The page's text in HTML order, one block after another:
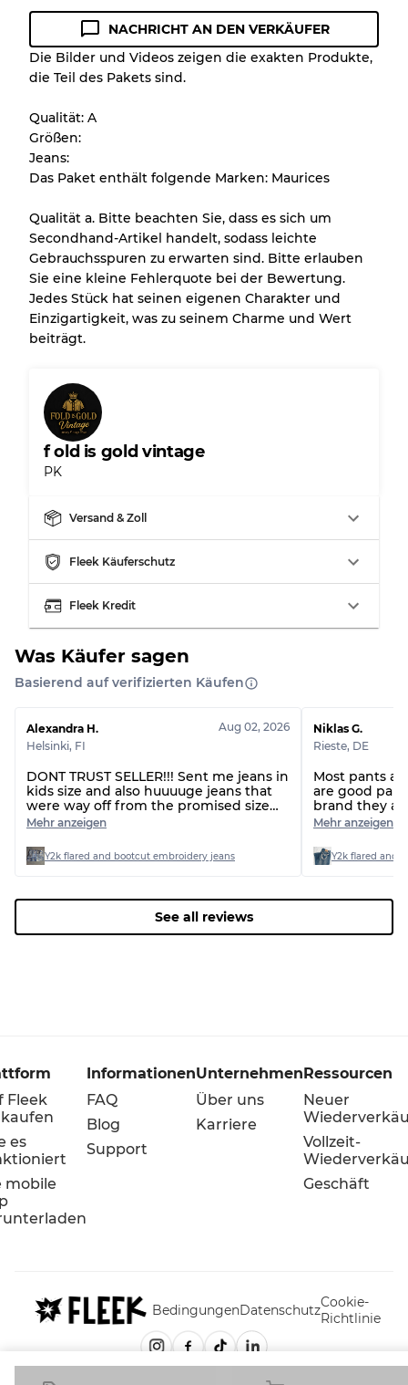
NACHRICHT AN DEN VERKÄUFER
Die Bilder und Videos zeigen die exakten Produkte,
die Teil des Pakets sind.
Qualität: A
Größen:
Jeans:
Das Paket enthält folgende Marken: Maurices
Qualität a. Bitte beachten Sie, dass es sich um
Secondhand-Artikel handelt, sodass leichte
Gebrauchsspuren zu erwarten sind. Bitte erlauben
Sie eine kleine Fehlerquote bei der Bewertung.
Jedes Stück hat seinen eigenen Charakter und
Einzigartigkeit, was zu seinem Charme und Wert
beiträgt.
f old is gold vintage
PK
Versand & Zoll
Fleek Käuferschutz
Fleek Kredit
Was Käufer sagen
Basierend auf verifizierten Käufen
Alexandra H.
Helsinki, FI
Aug 02, 2026
DONT TRUST SELLER!!! Sent me jeans in
kids size and also huuuuge jeans that
were way off from the promised size
range. Also forgot a piece I handpicked.
Seller has now been ignoring me for
several days, so doesn’t seem like the
first time this has happened…
Mehr anzeigen
Y2k flared and bootcut embroidery jeans
Niklas G.
Rieste, DE
Most pants
are good
brand they
that do not
Mehr anzeigen
Y2k flared and
See all reviews
Fleek
es
mobile
Informationen
FAQ
Blog
Support
Unternehmen
Über uns
Karriere
Ressourcen
Neuer
Vollzeit-
Geschäft
BedingungenDatenschutzCookie-
Richtlinie